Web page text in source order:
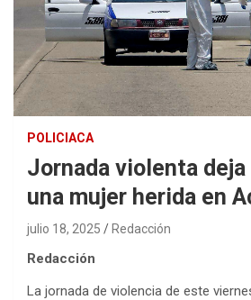
POLICIACA
Jornada violenta
una mujer herida en
julio 18, 2025 Redacción
Redacción
La jornada de violencia de este